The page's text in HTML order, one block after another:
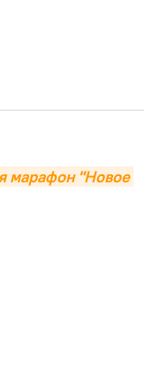
марафон "Новое